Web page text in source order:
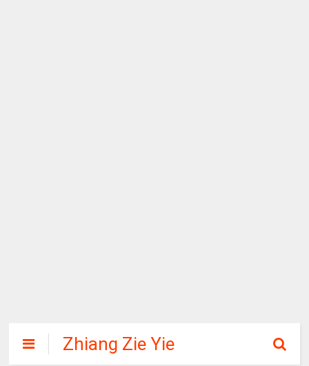
Zhiang Zie Yie